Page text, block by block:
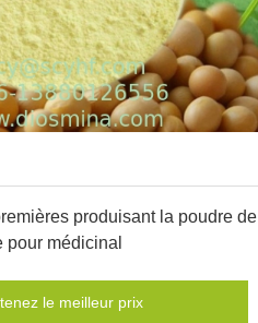
produisant la poudre de
pour médicinal
le meilleur prix